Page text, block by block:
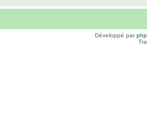
Développé par